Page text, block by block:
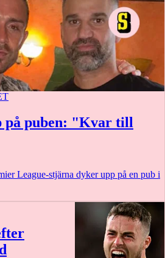
på puben: "Kvar till
League-stjärna dyker upp på en pub i